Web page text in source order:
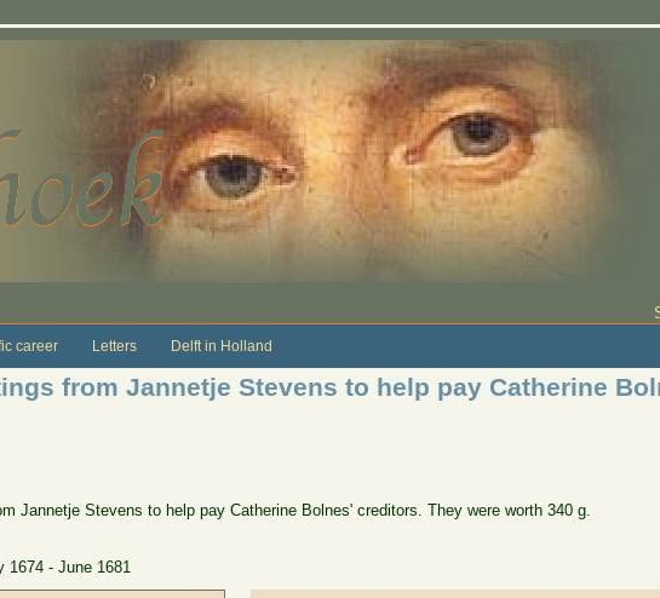
career Letters Delft in Holland
from Jannetje Stevens to help pay Catherine
Jannetje Stevens to help pay Catherine Bolnes' creditors. They were worth 340 g.
1674 - June 1681